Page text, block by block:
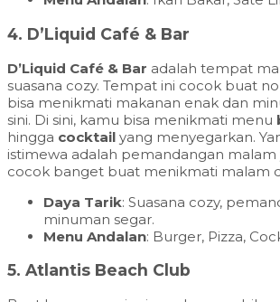
4. D’Liquid Café & Bar
D’Liquid Café & Bar adalah tempat
suasana cozy. Tempat ini cocok buat
bisa menikmati makanan enak dan
sini. Di sini, kamu bisa menikmati menu
hingga cocktail yang menyegarkan.
istimewa adalah pemandangan
cocok banget buat menikmati malam
Daya Tarik: Suasana cozy,
minuman segar.
Menu Andalan: Burger, Pizza,
5. Atlantis Beach Club